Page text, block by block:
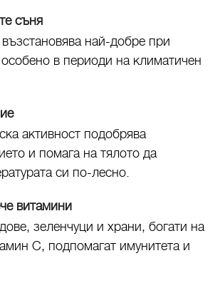
съня
най-добре при
в периоди на климатичен
активност подобрява
и помага на тялото да
си по-лесно.
витамини
зеленчуци и храни, богати на
C, подпомагат имунитета и